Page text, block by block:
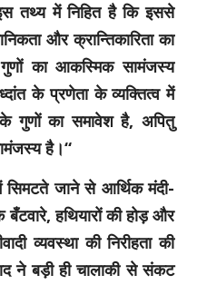
तथ्य में निहित है कि इससे
और क्रान्तिकारिता का
का आकस्मिक सामंजस्य
के प्रणेता के व्यक्तित्व में
के गुणों का समावेश है, अपितु
है।“
जाने से आर्थिक मंदी-
बँटवारे, हथियारों की होड़ और
व्यवस्था की निरीहता की
ने बड़ी ही चालाकी से संकट